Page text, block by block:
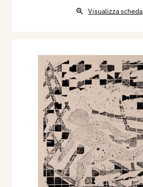
Visualizza scheda